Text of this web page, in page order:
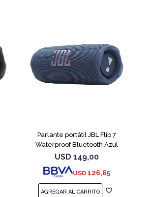
Parlante portátil JBL Flip 7
Waterproof Bluetooth Azul
USD 149,00
USD 126,65